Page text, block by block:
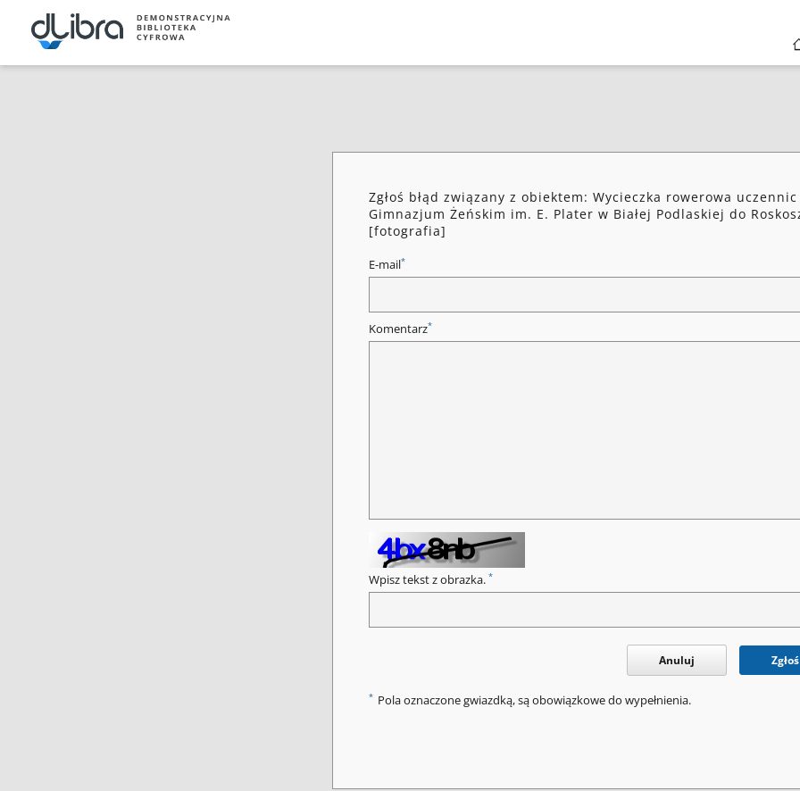
Zgłoś błąd związany z obiektem: Wycieczka rowerowa uczennic
Gimnazjum Żeńskim im. E. Plater w Białej Podlaskiej do
[fotografia]
E-mail*
Komentarz*
Wpisz tekst z obrazka. *
Anuluj Zgłoś
* Pola oznaczone gwiazdką, są obowiązkowe do wypełnienia.